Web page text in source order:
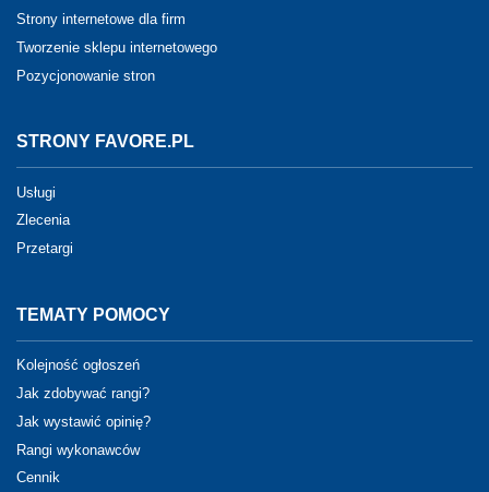
Strony internetowe dla firm
Tworzenie sklepu internetowego
Pozycjonowanie stron
STRONY FAVORE.PL
Usługi
Zlecenia
Przetargi
TEMATY POMOCY
Kolejność ogłoszeń
Jak zdobywać rangi?
Jak wystawić opinię?
Rangi wykonawców
Cennik